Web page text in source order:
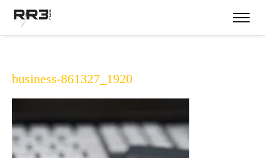
business-861327_1920